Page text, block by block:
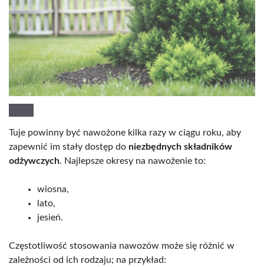
Tuje powinny być nawożone kilka razy w ciągu roku, aby
zapewnić im stały dostęp do niezbędnych składników
odżywczych. Najlepsze okresy na nawożenie to:
wiosna,
lato,
jesień.
Częstotliwość stosowania nawozów może się różnić w
zależności od ich rodzaju; na przykład: